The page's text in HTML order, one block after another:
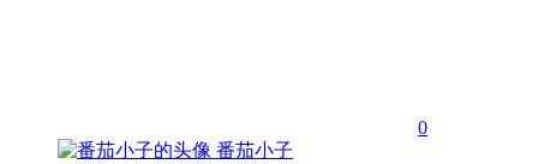
0
番茄小子